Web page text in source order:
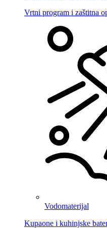
Vrtni program i zaštitna
Vodomaterijal
Kupaone i kuhinjske